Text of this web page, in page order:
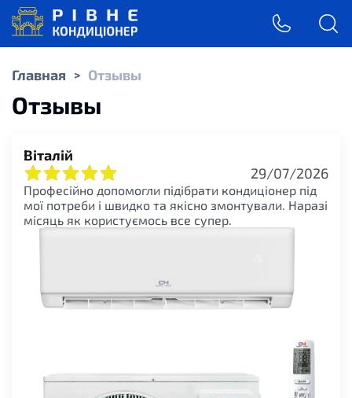
Главная > Отзывы
Отзывы
Віталій
29/07/2026
Професійно допомогли підібрати кондиціонер під
мої потреби і швидко та якісно змонтували. Наразі
місяць як користуємось все супер.